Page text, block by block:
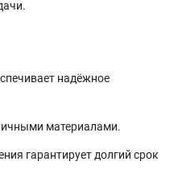
надёжное
материалами.
гарантирует долгий срок